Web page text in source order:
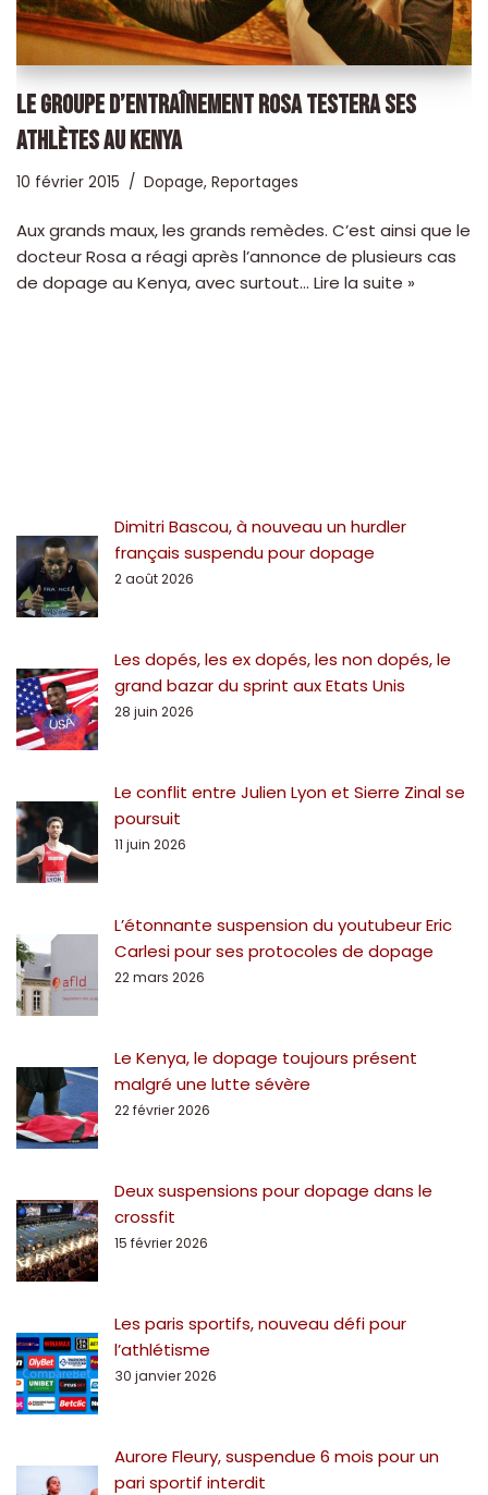
LE GROUPE D’ENTRAÎNEMENT ROSA TESTERA SES
ATHLÈTES AU KENYA
10 février 2015 Dopage, Reportages
Aux grands maux, les grands remèdes. C’est ainsi que le
docteur Rosa a réagi après l’annonce de plusieurs cas
de dopage au Kenya, avec surtout… Lire la suite »
Dimitri Bascou, à nouveau un hurdler
français suspendu pour dopage
2 août 2026
Les dopés, les ex dopés, les non dopés, le
grand bazar du sprint aux Etats Unis
28 juin 2026
Le conflit entre Julien Lyon et Sierre Zinal se
poursuit
11 juin 2026
L’étonnante suspension du youtubeur Eric
Carlesi pour ses protocoles de dopage
22 mars 2026
Le Kenya, le dopage toujours présent
malgré une lutte sévère
22 février 2026
Deux suspensions pour dopage dans le
crossfit
15 février 2026
Les paris sportifs, nouveau défi pour
l’athlétisme
30 janvier 2026
Aurore Fleury, suspendue 6 mois pour un
pari sportif interdit